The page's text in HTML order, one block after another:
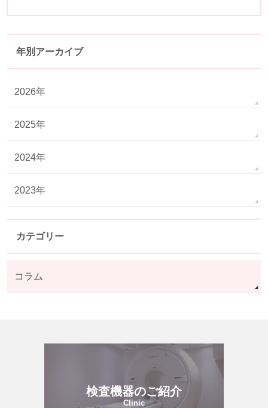
年別アーカイブ
2026年
2025年
2024年
2023年
カテゴリー
コラム
検査機器のご紹介
Clinic